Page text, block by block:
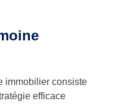
immobilier consiste
efficace